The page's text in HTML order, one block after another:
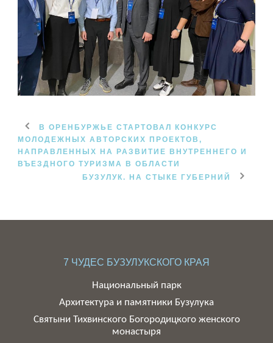
В ОРЕНБУРЖЬЕ СТАРТОВАЛ КОНКУРС
МОЛОДЕЖНЫХ АВТОРСКИХ ПРОЕКТОВ,
НАПРАВЛЕННЫХ НА РАЗВИТИЕ ВНУТРЕННЕГО И
ВЪЕЗДНОГО ТУРИЗМА В ОБЛАСТИ
БУЗУЛУК. НА СТЫКЕ ГУБЕРНИЙ
7 ЧУДЕС БУЗУЛУКСКОГО КРАЯ
Национальный парк
Архитектура и памятники Бузулука
Святыни Тихвинского Богородицкого женского
монастыря